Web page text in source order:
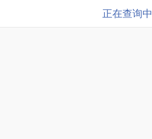
正在查询中